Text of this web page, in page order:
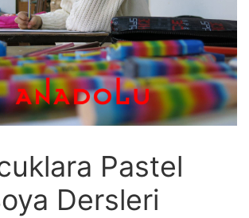
Pastel
Dersleri